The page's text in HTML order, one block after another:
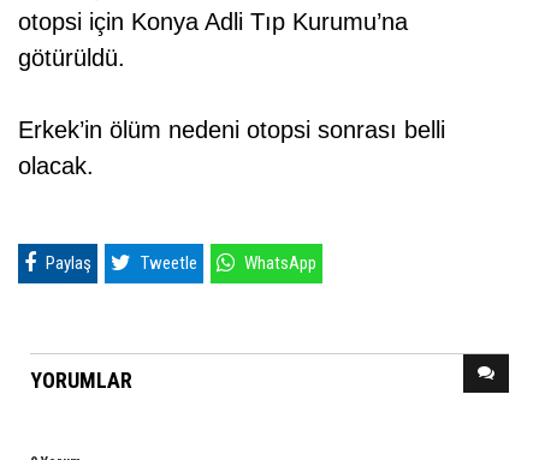
otopsi için Konya Adli Tıp Kurumu’na
götürüldü.
Erkek’in ölüm nedeni otopsi sonrası belli
olacak.
Paylaş Tweetle WhatsApp
YORUMLAR